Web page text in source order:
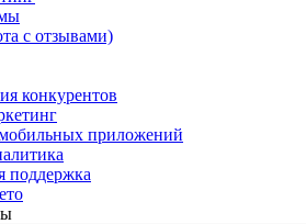
с отзывами)
конкурентов
мобильных приложений
поддержка